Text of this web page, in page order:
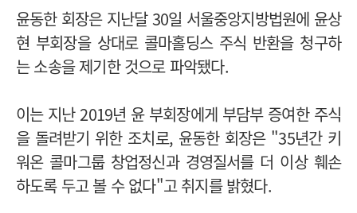
윤동한 회장은 지난달 30일 서울중앙지방법원에 윤상
현 부회장을 상대로 콜마홀딩스 주식 반환을 청구하
는 소송을 제기한 것으로 파악됐다.
이는 지난 2019년 윤 부회장에게 부담부 증여한 주식
을 돌려받기 위한 조치로, 윤동한 회장은 "35년간 키
워온 콜마그룹 창업정신과 경영질서를 더 이상 훼손
하도록 두고 볼 수 없다"고 취지를 밝혔다.